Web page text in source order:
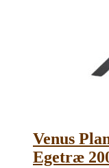
Venus
Egetræ